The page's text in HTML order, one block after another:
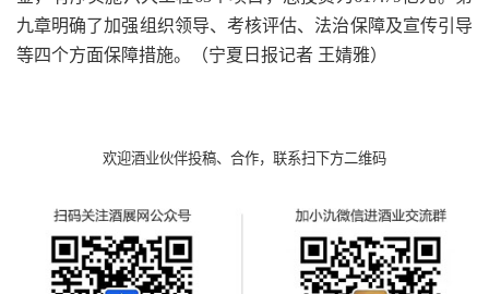
九章明确了加强组织领导、考核评估、法治保障及宣传引导
等四个方面保障措施。（宁夏日报记者 王婧雅）
欢迎酒业伙伴投稿、合作，联系扫下方二维码